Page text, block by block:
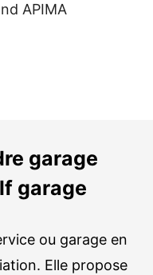
APIMA
garage
garage
ou garage en
Elle propose